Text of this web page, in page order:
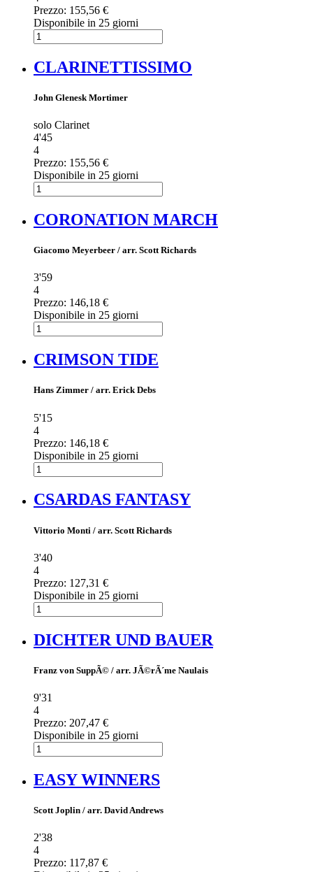
Prezzo: 155,56 €
Disponibile in 25 giorni
CLARINETTISSIMO
John Glenesk Mortimer
solo Clarinet
4'45
4
Prezzo: 155,56 €
Disponibile in 25 giorni
CORONATION MARCH
Giacomo Meyerbeer / arr. Scott Richards
3'59
4
Prezzo: 146,18 €
Disponibile in 25 giorni
CRIMSON TIDE
Hans Zimmer / arr. Erick Debs
5'15
4
Prezzo: 146,18 €
Disponibile in 25 giorni
CSARDAS FANTASY
Vittorio Monti / arr. Scott Richards
3'40
4
Prezzo: 127,31 €
Disponibile in 25 giorni
DICHTER UND BAUER
Franz von SuppÃ© / arr. JÃ©rÃ´me Naulais
9'31
4
Prezzo: 207,47 €
Disponibile in 25 giorni
EASY WINNERS
Scott Joplin / arr. David Andrews
2'38
4
Prezzo: 117,87 €